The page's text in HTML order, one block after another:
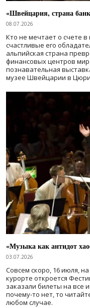
«Швейцария, страна
08.07.2026
Кто не мечтает о счете
счастливые его
альпийская страна
финансовых центров
познавательная
музее Швейцарии в
«Музыка как антидот
03.07.2026
Совсем скоро, 16 июля,
курорте откроется
заказали билеты на все
почему-то нет, то
любом случае.